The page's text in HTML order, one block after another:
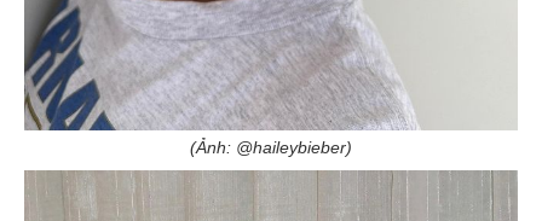
(Ảnh: @haileybieber)